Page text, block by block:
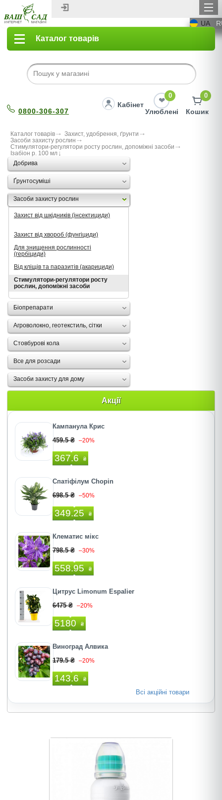
UA
Каталог товарів
0800-306-307
Кабінет
0
Улюблені
0
Кошик
Каталог товарів
Захист, удобрення, ґрунти
Засоби захисту рослин
Стимулятори-регулятори росту рослин, допоміжні засоби
Ізабіон р. 100 мл
Добрива
Ґрунтосуміші
Засоби захисту рослин
Захист від шкідників (інсектициди)
Захист від хвороб (фунгіциди)
Для знищення рослинності
(гербіциди)
Від кліщів та паразитів (акарициди)
Стимулятори-регулятори росту
рослин, допоміжні засоби
Біопрепарати
Агроволокно, геотекстиль, сітки
Стовбурові кола
Все для розсади
Засоби захисту для дому
Акції
Кампанула Крис
459.5 ₴ –20%
367.6 ₴
Спатіфілум Chopin
698.5 ₴ –50%
349.25 ₴
Клематис мікс
798.5 ₴ –30%
558.95 ₴
Цитрус Limonum Espalier
6475 ₴ –20%
5180 ₴
Виноград Алвика
179.5 ₴ –20%
143.6 ₴
Всі акційні товари